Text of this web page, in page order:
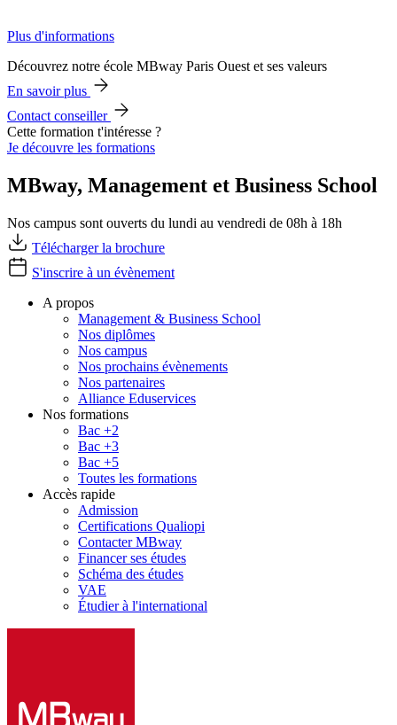
Plus d'informations
Découvrez notre école MBway Paris Ouest et ses valeurs
En savoir plus
Contact conseiller
Cette formation t'intéresse ?
Je découvre les formations
MBway, Management et Business School
Nos campus sont ouverts du lundi au vendredi de 08h à 18h
Télécharger la brochure
S'inscrire à un évènement
A propos
Management & Business School
Nos diplômes
Nos campus
Nos prochains évènements
Nos partenaires
Alliance Eduservices
Nos formations
Bac +2
Bac +3
Bac +5
Toutes les formations
Accès rapide
Admission
Certifications Qualiopi
Contacter MBway
Financer ses études
Schéma des études
VAE
Étudier à l'international